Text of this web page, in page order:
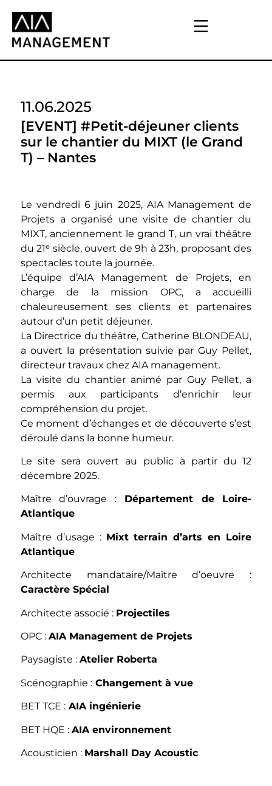
11.06.2025
[EVENT] #Petit-déjeuner clients
sur le chantier du MIXT (le Grand
T) – Nantes
Le vendredi 6 juin 2025, AIA Management de
Projets a organisé une visite de chantier du
MIXT, anciennement le grand T, un vrai théâtre
du 21ᵉ siècle, ouvert de 9h à 23h, proposant des
spectacles toute la journée.
L’équipe d’AIA Management de Projets, en
charge de la mission OPC, a accueilli
chaleureusement ses clients et partenaires
autour d’un petit déjeuner.
La Directrice du théâtre, Catherine BLONDEAU,
a ouvert la présentation suivie par Guy Pellet,
directeur travaux chez AIA management.
La visite du chantier animé par Guy Pellet, a
permis aux participants d’enrichir leur
compréhension du projet.
Ce moment d’échanges et de découverte s’est
déroulé dans la bonne humeur.
Le site sera ouvert au public à partir du 12
décembre 2025.
Maître d’ouvrage : Département de Loire-
Atlantique
Maître d’usage : Mixt terrain d’arts en Loire
Atlantique
Architecte mandataire/Maître d’oeuvre :
Caractère Spécial
Architecte associé : Projectiles
OPC : AIA Management de Projets
Paysagiste : Atelier Roberta
Scénographie :Changement à vue
BET TCE :AIA ingénierie
BET HQE : AIA environnement
Acousticien : Marshall Day Acoustic